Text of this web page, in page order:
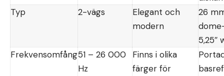
Typ
2-vägs
Elegant och
modern
26
5,25″
Frekvensomfång51 – 26 000
Hz
Finns i olika
färger för